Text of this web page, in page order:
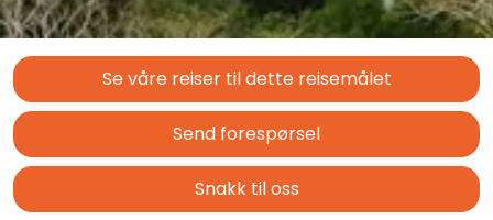
Se våre reiser til dette reisemålet
Send forespørsel
Snakk til oss